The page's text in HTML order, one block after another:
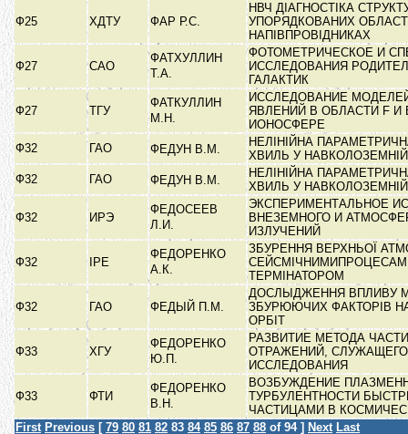
Ф25 ХДТУ ФАР Р.С.
НВЧ ДІАГНОСТІКА
УПОРЯДКОВАНИХ
НАПІВПРОВІДНИКАХ
Ф27 САО
ФАТХУЛЛИН
Т.А.
ФОТОМЕТРИЧЕСКОЕ И
ИССЛЕДОВАНИЯ
ГАЛАКТИК
Ф27 ТГУ
ФАТКУЛЛИН
М.Н.
ИССЛЕДОВАНИЕ
ЯВЛЕНИЙ В ОБЛАСТИ F
ИОНОСФЕРЕ
Ф32
ГАО ФЕДУН В.М.
НЕЛІНІЙНА
ХВИЛЬ У
Ф32
ГАО ФЕДУН В.М.
НЕЛІНІЙНА
ХВИЛЬ У
Ф32 ИРЭ
ФЕДОСЕЕВ
Л.И.
ЭКСПЕРИМЕНТАЛЬНОЕ
ВНЕЗЕМНОГО И
ИЗЛУЧЕНИЙ
Ф32 ІРЕ
ФЕДОРЕНКО
А.К.
ЗБУРЕННЯ ВЕРХНЬОЇ
ТЕРМІНАТОРОМ
Ф32 ГАО ФЕДЫЙ П.М.
ДОСЛЫДЖЕННЯ ВПЛИВУ
ЗБУРЮЮЧИХ ФАКТОРІВ
ОРБІТ
Ф33 ХГУ
ФЕДОРЕНКО
Ю.П.
РАЗВИТИЕ МЕТОДА
ОТРАЖЕНИЙ,
ИССЛЕДОВАНИЯ
Ф33 ФТИ
ФЕДОРЕНКО
В.Н.
ВОЗБУЖДЕНИЕ
ТУРБУЛЕНТНОСТИ
ЧАСТИЦАМИ В
First Previous [ 79 80 81 82 83 84 85 86 87 88 of 94 ] Next Last